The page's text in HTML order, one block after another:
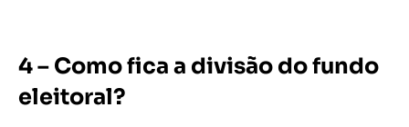
4 – Como fica a divisão do fundo
eleitoral?